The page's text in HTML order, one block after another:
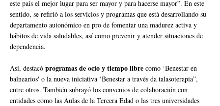
este país el mejor lugar para ser mayor y para hacerse mayor”. En este
sentido, se refirió a los servicios y programas que está desarrollando su
departamento autonómico en pro de fomentar una madurez activa y
hábitos de vida saludables, así como prevenir y atender situaciones de
dependencia.
Así, destacó programas de ocio y tiempo libre como ‘Benestar en
balnearios' o la nueva iniciativa ‘Benestar a través da talasoterapia”,
entre otros. También subrayó los convenios de colaboración con
entidades como las Aulas de la Tercera Edad o las tres universidades